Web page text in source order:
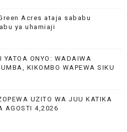
Acres ataja sababu
ya uhamiaji
YATOA ONYO: WADAIWA
KIKOMBO WAPEWA SIKU
UZITO WA JUU KATIKA
AGOSTI 4,2026